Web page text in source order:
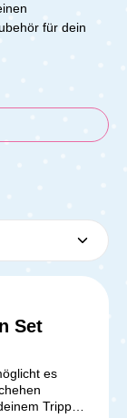
für dein
Set
es
Tripp